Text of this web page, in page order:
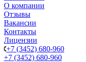
О компании
Отзывы
Вакансии
Контакты
Лицензии
+7 (3452) 680-960
+7 (3452) 680-960